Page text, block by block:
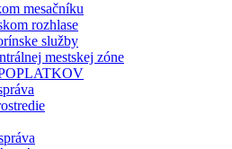
mesačníku
rozhlase
služby
mestskej zóne